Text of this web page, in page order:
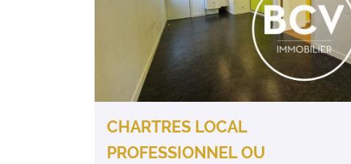
CHARTRES LOCAL
PROFESSIONNEL OU